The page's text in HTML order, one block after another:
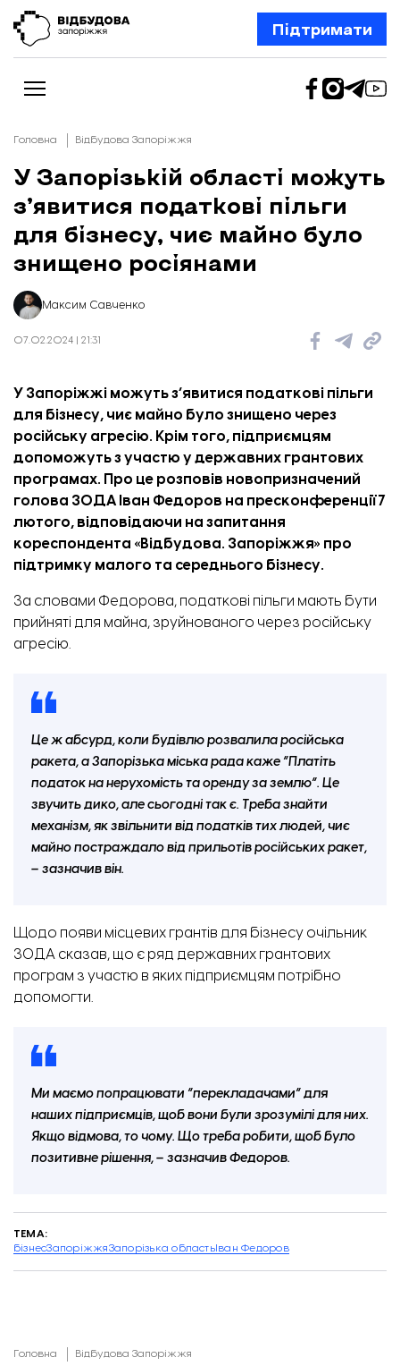
Підтримати
Новини
Відбудова Запоріжжя
Ексклюзив
Бізнес
Шлях додому
Колонки
Про нас
Редакційна політика
Головна Відбудова Запоріжжя
У Запорізькій області можуть
з’явитися податкові пільги
для бізнесу, чиє майно було
знищено росіянами
Максим Савченко
07.02.2024 | 21:31
У Запоріжжі можуть з’явитися податкові пільги
для бізнесу, чиє майно було знищено через
російську агресію. Крім того, підприємцям
допоможуть з участю у державних грантових
програмах. Про це розповів новопризначений
голова ЗОДА Іван Федоров на пресконференції 7
лютого, відповідаючи на запитання
кореспондента «Відбудова. Запоріжжя» про
підтримку малого та середнього бізнесу.
За словами Федорова, податкові пільги мають бути
прийняті для майна, зруйнованого через російську
агресію.
Це ж абсурд, коли будівлю розвалила російська
ракета, а Запорізька міська рада каже “Платіть
податок на нерухомість та оренду за землю”. Це
звучить дико, але сьогодні так є. Треба знайти
механізм, як звільнити від податків тих людей, чиє
майно постраждало від прильотів російських ракет,
– зазначив він.
Щодо появи місцевих грантів для бізнесу очільник
ЗОДА сказав, що є ряд державних грантових
програм з участю в яких підприємцям потрібно
допомогти.
Ми маємо попрацювати “перекладачами” для
наших підприємців, щоб вони були зрозумілі для них.
Якщо відмова, то чому. Що треба робити, щоб було
позитивне рішення, – зазначив Федоров.
ТЕМА:
бізнесЗапоріжжяЗапорізька областьІван Федоров
Головна Відбудова Запоріжжя